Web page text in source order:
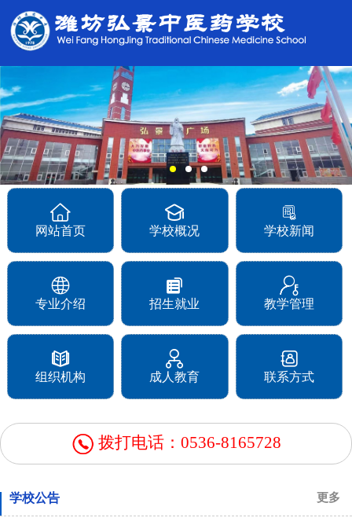
网站首页 学校概况 学校新闻
专业介绍 招生就业 教学管理
组织机构 成人教育 联系方式
拨打电话：0536-8165728
学校公告 更多